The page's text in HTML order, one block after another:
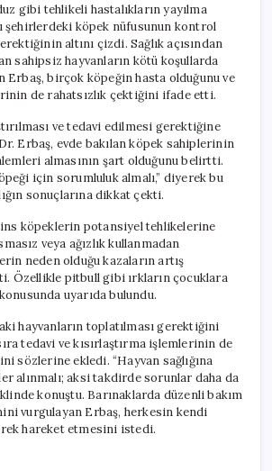
gibi tehlikeli hastalıkların yayılma
şehirlerdeki köpek nüfusunun kontrol
altını çizdi. Sağlık açısından
sahipsiz hayvanların kötü koşullarda
Erbaş, birçok köpeğin hasta olduğunu ve
de rahatsızlık çektiğini ifade etti.
ve tedavi edilmesi gerektiğine
Erbaş, evde bakılan köpek sahiplerinin
almasının şart olduğunu belirtti.
için sorumluluk almalı,” diyerek bu
sonuçlarına dikkat çekti.
köpeklerin potansiyel tehlikelerine
veya ağızlık kullanmadan
neden olduğu kazaların artış
Özellikle pitbull gibi ırkların çocuklara
uyarıda bulundu.
hayvanların toplatılması gerektiğini
tedavi ve kısırlaştırma işlemlerinin de
sözlerine ekledi. “Hayvan sağlığına
alınmalı; aksi takdirde sorunlar daha da
konuştu. Barınaklarda düzenli bakım
vurgulayan Erbaş, herkesin kendi
hareket etmesini istedi.